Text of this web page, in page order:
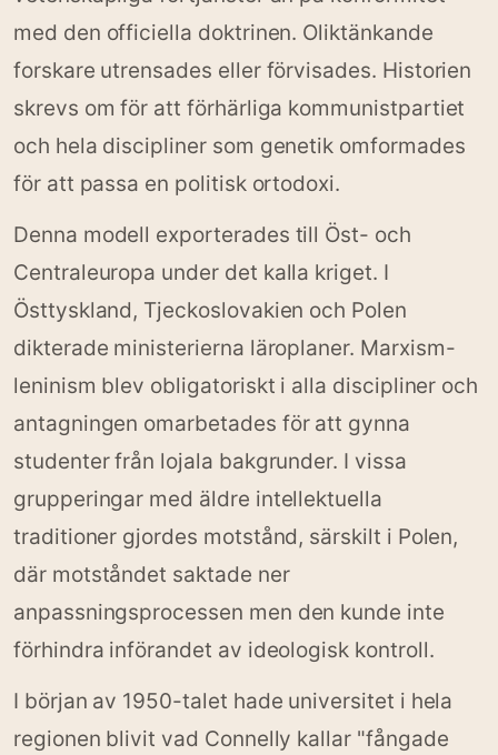
med den officiella doktrinen. Oliktänkande
forskare utrensades eller förvisades. Historien
skrevs om för att förhärliga kommunistpartiet
och hela discipliner som genetik omformades
för att passa en politisk ortodoxi.
Denna modell exporterades till Öst- och
Centraleuropa under det kalla kriget. I
Östtyskland, Tjeckoslovakien och Polen
dikterade ministerierna läroplaner. Marxism-
leninism blev obligatoriskt i alla discipliner och
antagningen omarbetades för att gynna
studenter från lojala bakgrunder. I vissa
grupperingar med äldre intellektuella
traditioner gjordes motstånd, särskilt i Polen,
där motståndet saktade ner
anpassningsprocessen men den kunde inte
förhindra införandet av ideologisk kontroll.
I början av 1950-talet hade universitet i hela
regionen blivit vad Connelly kallar "fångade